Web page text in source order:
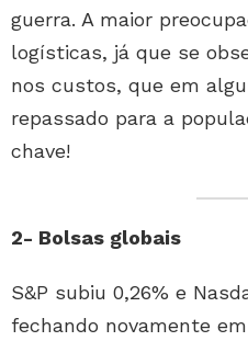
guerra. A maior
logísticas, já que se
nos custos, que em
repassado para a
chave!
2- Bolsas globais
S&P subiu 0,26% e
fechando novamente